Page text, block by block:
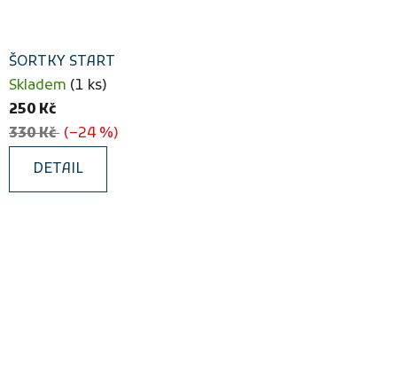
ŠORTKY START
Skladem (1 ks)
250 Kč
330 Kč (–24 %)
DETAIL